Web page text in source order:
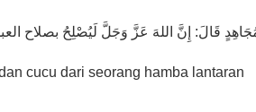
قَالَ: إِنَّ اللهَ عَزَّ وَجَلَّ لَيُصْلِحُ بصلاح
cucu dari seorang hamba lantaran